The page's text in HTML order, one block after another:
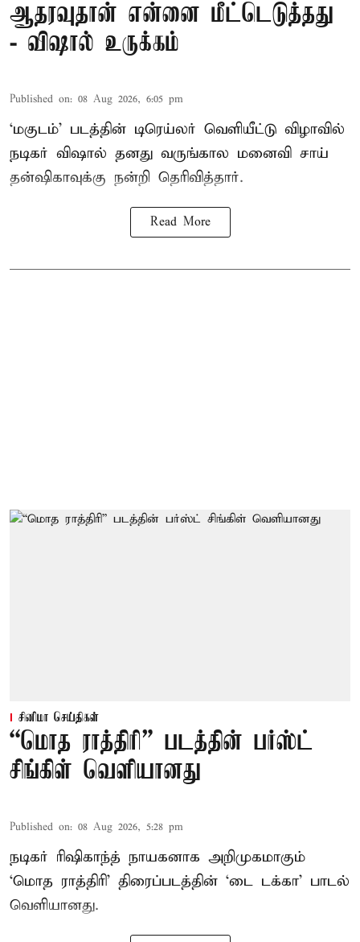
ஆதரவுதான் என்னை மீட்டெடுத்தது
- விஷால் உருக்கம்
Published on: 08 Aug 2026, 6:05 pm
‘மகுடம்’ படத்தின் டிரெய்லர் வெளியீட்டு விழாவில்
நடிகர் விஷால் தனது வருங்கால மனைவி சாய்
தன்ஷிகாவுக்கு நன்றி தெரிவித்தார்.
Read More
சினிமா செய்திகள்
“மொத ராத்திரி” படத்தின் பர்ஸ்ட்
சிங்கிள் வெளியானது
Published on: 08 Aug 2026, 5:28 pm
நடிகர் ரிஷிகாந்த் நாயகனாக அறிமுகமாகும்
‘மொத ராத்திரி’ திரைப்படத்தின் ‘டை டக்கா’ பாடல்
வெளியானது.